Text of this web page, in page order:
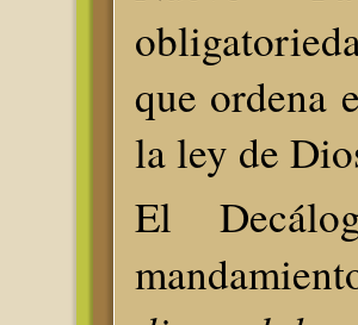
que ordena
la ley de
El